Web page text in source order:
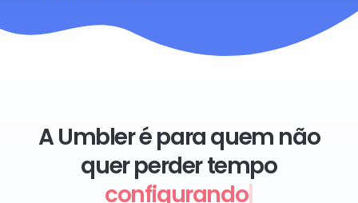
A Umbler é para quem não
quer perder tempo
configurando|